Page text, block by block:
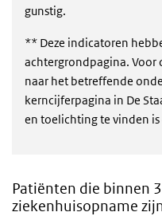
gunstig.
** Deze indicatoren
achtergrondpagina. Voor
naar het betreffende
kerncijferpagina in De
en toelichting te vinden is
Patiënten die binnen
ziekenhuisopname